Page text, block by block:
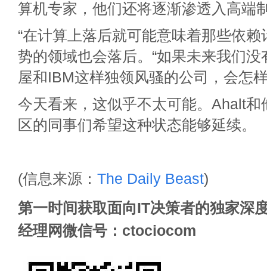
算机专家，他们还将逐渐渗透入高端
“在计算上落后就可能意味着那些依
势的领域也会落后。“如果未来我们
屋和IBM这样独领风骚的公司，会怎
今天看来，这似乎不太可能。Ahalt和
区的同事们希望这种状态能够延续。
(信息来源： The Daily Beast)
第一时间获取面向IT决策者的独家深
经理网微信号：ctociocom